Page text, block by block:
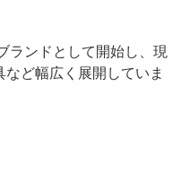
ランドとして開始し、現
ど幅広く展開していま